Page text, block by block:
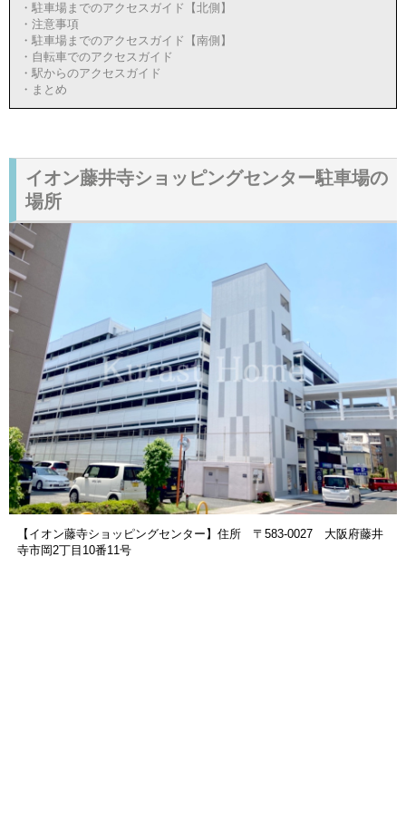
・駐車場までのアクセスガイド【北側】
・注意事項
・駐車場までのアクセスガイド【南側】
・自転車でのアクセスガイド
・駅からのアクセスガイド
・まとめ
イオン藤井寺ショッピングセンター駐車場の
場所
【イオン藤寺ショッピングセンター】住所 〒583-0027 大阪府藤井
寺市岡2丁目10番11号